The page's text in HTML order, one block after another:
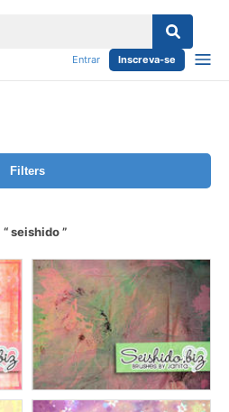
Entrar Inscreva-se
Filters
seishido